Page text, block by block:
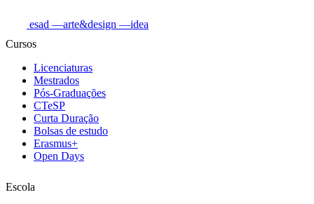
esad —arte&design —idea
Cursos
Licenciaturas
Mestrados
Pós-Graduações
CTeSP
Curta Duração
Bolsas de estudo
Erasmus+
Open Days
Escola